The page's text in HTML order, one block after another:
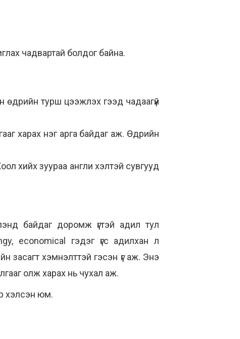
чадвартай болдог байна.
турш цээжлэх гээд чадаагүй
харах нэг арга байдаг аж. Өдрийн
хийх зуураа англи хэлтэй сувгууд
байдаг доромж үгтэй адил тул
economical гэдэг үгс адилхан л
засагт хэмнэлттэй гэсэн үг аж. Энэ
олж харах нь чухал аж.
хэлсэн юм.